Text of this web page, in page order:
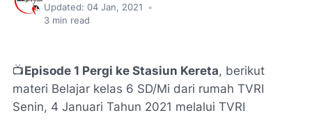
Updated: 04 Jan, 2021
•
3 min read
📺Episode 1 Pergi ke Stasiun Kereta, berikut
materi Belajar kelas 6 SD/Mi dari rumah TVRI
Senin, 4 Januari Tahun 2021 melalui TVRI